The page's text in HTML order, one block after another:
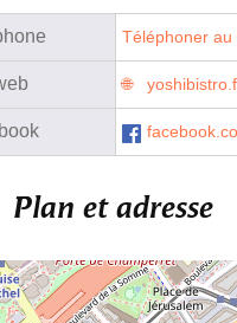
Téléphoner au
Plan et adresse